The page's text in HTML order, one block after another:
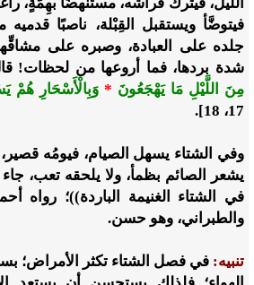
فيتوضَّأ ويستقبل القِبْلة، ناصبًا قدميه
جلده على العبادة، وصبره على
شدة بردها، فما أروعها من لحظات!
مِنَ اللَّيْلِ مَا يَهْجَعُونَ *وَبِالْأَسْحَارِ هُمْ
17، 18].
وفي الشتاء يسهل الصيام، فيومُه
يشعر الصائم بظمأ، ولا يلحقه تعب،
في الشتاء الغنيمة الباردة))؛ رواه
والطبراني، وهو حسن.
تنبيه: في فصل الشتاء تكثر الأمراض؛